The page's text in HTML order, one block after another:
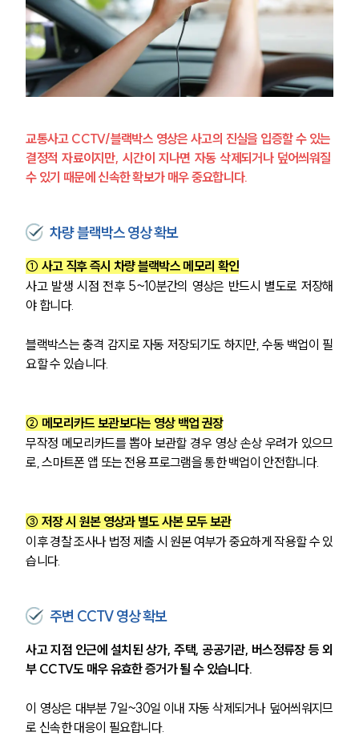
교통사고 CCTV/블랙박스 영상은 사고의 진실을 입증할 수 있는
결정적 자료이지만, 시간이 지나면 자동 삭제되거나 덮어씌워질
수 있기 때문에 신속한 확보가 매우 중요합니다.
차량 블랙박스 영상 확보
① 사고 직후 즉시 차량 블랙박스 메모리 확인
사고 발생 시점 전후 5~10분간의 영상은 반드시 별도로 저장해
야 합니다.
블랙박스는 충격 감지로 자동 저장되기도 하지만, 수동 백업이 필
요할 수 있습니다.
② 메모리카드 보관보다는 영상 백업 권장
무작정 메모리카드를 뽑아 보관할 경우 영상 손상 우려가 있으므
로, 스마트폰 앱 또는 전용 프로그램을 통한 백업이 안전합니다.
③ 저장 시 원본 영상과 별도 사본 모두 보관
이후 경찰 조사나 법정 제출 시 원본 여부가 중요하게 작용할 수 있
습니다.
주변 CCTV 영상 확보
사고 지점 인근에 설치된 상가, 주택, 공공기관, 버스정류장 등 외
부 CCTV도 매우 유효한 증거가 될 수 있습니다.
이 영상은 대부분 7일~30일 이내 자동 삭제되거나 덮어씌워지므
로 신속한 대응이 필요합니다.